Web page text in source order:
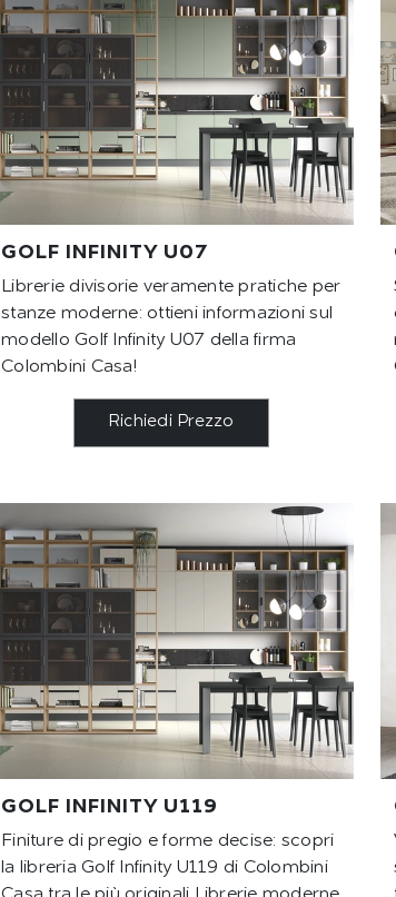
GOLF INFINITY U07
Librerie divisorie veramente pratiche per
stanze moderne: ottieni informazioni sul
modello Golf Infinity U07 della firma
Colombini Casa!
Richiedi Prezzo
GOLF INFINITY U119
Finiture di pregio e forme decise: scopri
la libreria Golf Infinity U119 di Colombini